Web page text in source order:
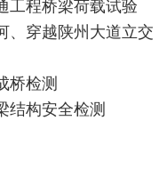
工程桥梁荷载试验
、穿越陕州大道立交
桥检测
结构安全检测